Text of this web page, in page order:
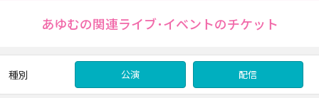
あゆむの関連ライブ･イベントのチケット
種別 公演 配信